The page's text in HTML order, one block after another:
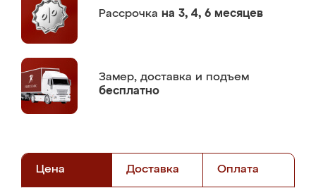
Рассрочка на 3, 4, 6 месяцев
Замер, доставка и подъем
бесплатно
Цена Доставка Оплата